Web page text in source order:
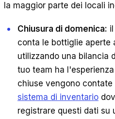
la maggior parte dei locali
Chiusura di domenica:
conta le bottiglie aperte
utilizzando una bilancia
tuo team ha
chiuse vengono contate
sistema di inventario
registrare questi dati su